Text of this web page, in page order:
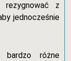
z
jednocześnie
bardzo różne